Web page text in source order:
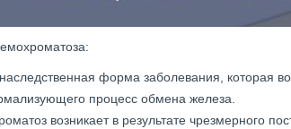
форма заболевания, которая
процесс обмена железа.
возникает в результате чрезмерного